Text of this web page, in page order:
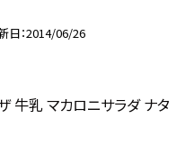
日 2014/06/26
牛乳 マカロニサラダ ナタ